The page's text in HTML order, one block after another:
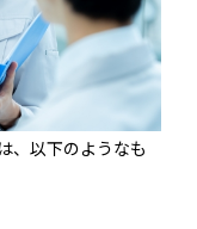
、以下のようなも